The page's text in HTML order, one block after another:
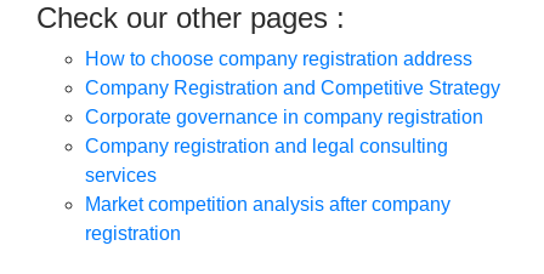
Check our other pages :
How to choose company registration address
Company Registration and Competitive Strategy
Corporate governance in company registration
Company registration and legal consulting
services
Market competition analysis after company
registration